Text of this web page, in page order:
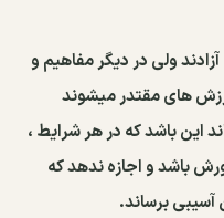
ولی در دیگر مفاهیم و
های مقتدر میشوند
این باشد که در هر شرایط ،
باشد و اجازه ندهد که
برساند.